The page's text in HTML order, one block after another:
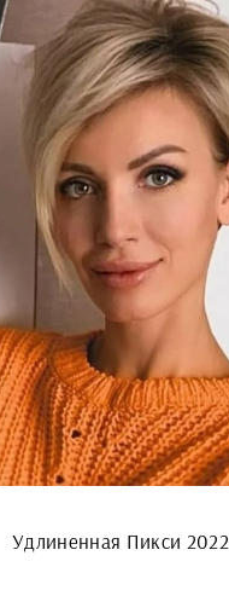
Удлиненная Пикси 2022